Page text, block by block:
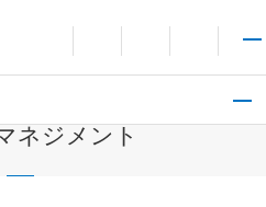
言語切り替えメニュー
サイト内検索を開
お問い合わせ
メイ
ネジメント